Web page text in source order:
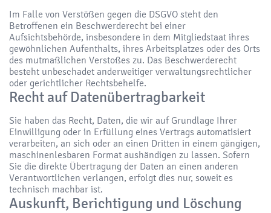
Im Falle von Verstößen gegen die DSGVO steht den
Betroffenen ein Beschwerderecht bei einer
Aufsichtsbehörde, insbesondere in dem Mitgliedstaat ihres
gewöhnlichen Aufenthalts, ihres Arbeitsplatzes oder des Orts
des mutmaßlichen Verstoßes zu. Das Beschwerderecht
besteht unbeschadet anderweitiger verwaltungsrechtlicher
oder gerichtlicher Rechtsbehelfe.
Recht auf Daten­übertrag­barkeit
Sie haben das Recht, Daten, die wir auf Grundlage Ihrer
Einwilligung oder in Erfüllung eines Vertrags automatisiert
verarbeiten, an sich oder an einen Dritten in einem gängigen,
maschinenlesbaren Format aushändigen zu lassen. Sofern
Sie die direkte Übertragung der Daten an einen anderen
Verantwortlichen verlangen, erfolgt dies nur, soweit es
technisch machbar ist.
Auskunft, Berichtigung und Löschung